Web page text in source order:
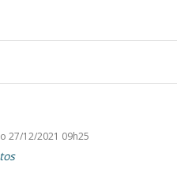
27/12/2021 09h25